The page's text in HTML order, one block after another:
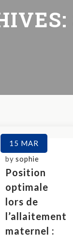
15 MAR
bysophie
Position
optimale
lors de
l’allaitement
maternel :